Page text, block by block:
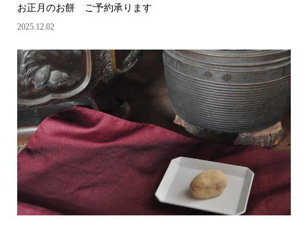
お正月のお餅 ご予約承ります
2025.12.02